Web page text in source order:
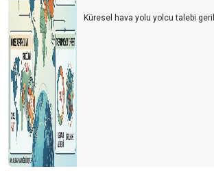
Küresel hava yolu yolcu talebi